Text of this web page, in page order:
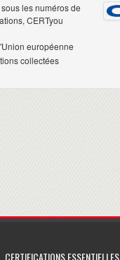
les numéros de
CERTyou
européenne
collectées
CERTIFICATIONS ESSENTIELLES